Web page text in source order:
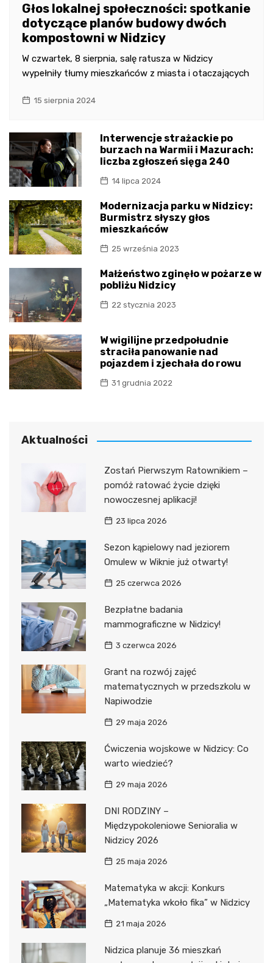
Głos lokalnej społeczności: spotkanie
dotyczące planów budowy dwóch
kompostowni w Nidzicy
W czwartek, 8 sierpnia, salę ratusza w Nidzicy
wypełniły tłumy mieszkańców z miasta i otaczających
15 sierpnia 2024
Interwencje strażackie po
burzach na Warmii i Mazurach:
liczba zgłoszeń sięga 240
14 lipca 2024
Modernizacja parku w Nidzicy:
Burmistrz słyszy głos
mieszkańców
25 września 2023
Małżeństwo zginęło w pożarze w
pobliżu Nidzicy
22 stycznia 2023
W wigilijne przedpołudnie
straciła panowanie nad
pojazdem i zjechała do rowu
31 grudnia 2022
Aktualności
Zostań Pierwszym Ratownikiem –
pomóż ratować życie dzięki
nowoczesnej aplikacji!
23 lipca 2026
Sezon kąpielowy nad jeziorem
Omulew w Wiknie już otwarty!
25 czerwca 2026
Bezpłatne badania
mammograficzne w Nidzicy!
3 czerwca 2026
Grant na rozwój zajęć
matematycznych w przedszkolu w
Napiwodzie
29 maja 2026
Ćwiczenia wojskowe w Nidzicy: Co
warto wiedzieć?
29 maja 2026
DNI RODZINY –
Międzypokoleniowe Senioralia w
Nidzicy 2026
25 maja 2026
Matematyka w akcji: Konkurs
„Matematyka wkoło fika” w Nidzicy
21 maja 2026
Nidzica planuje 36 mieszkań